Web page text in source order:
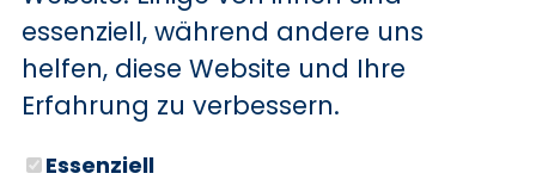
AUSSTATTUNG
essenziell, während andere uns
helfen, diese Website und Ihre
Erfahrung zu verbessern.
Essenziell